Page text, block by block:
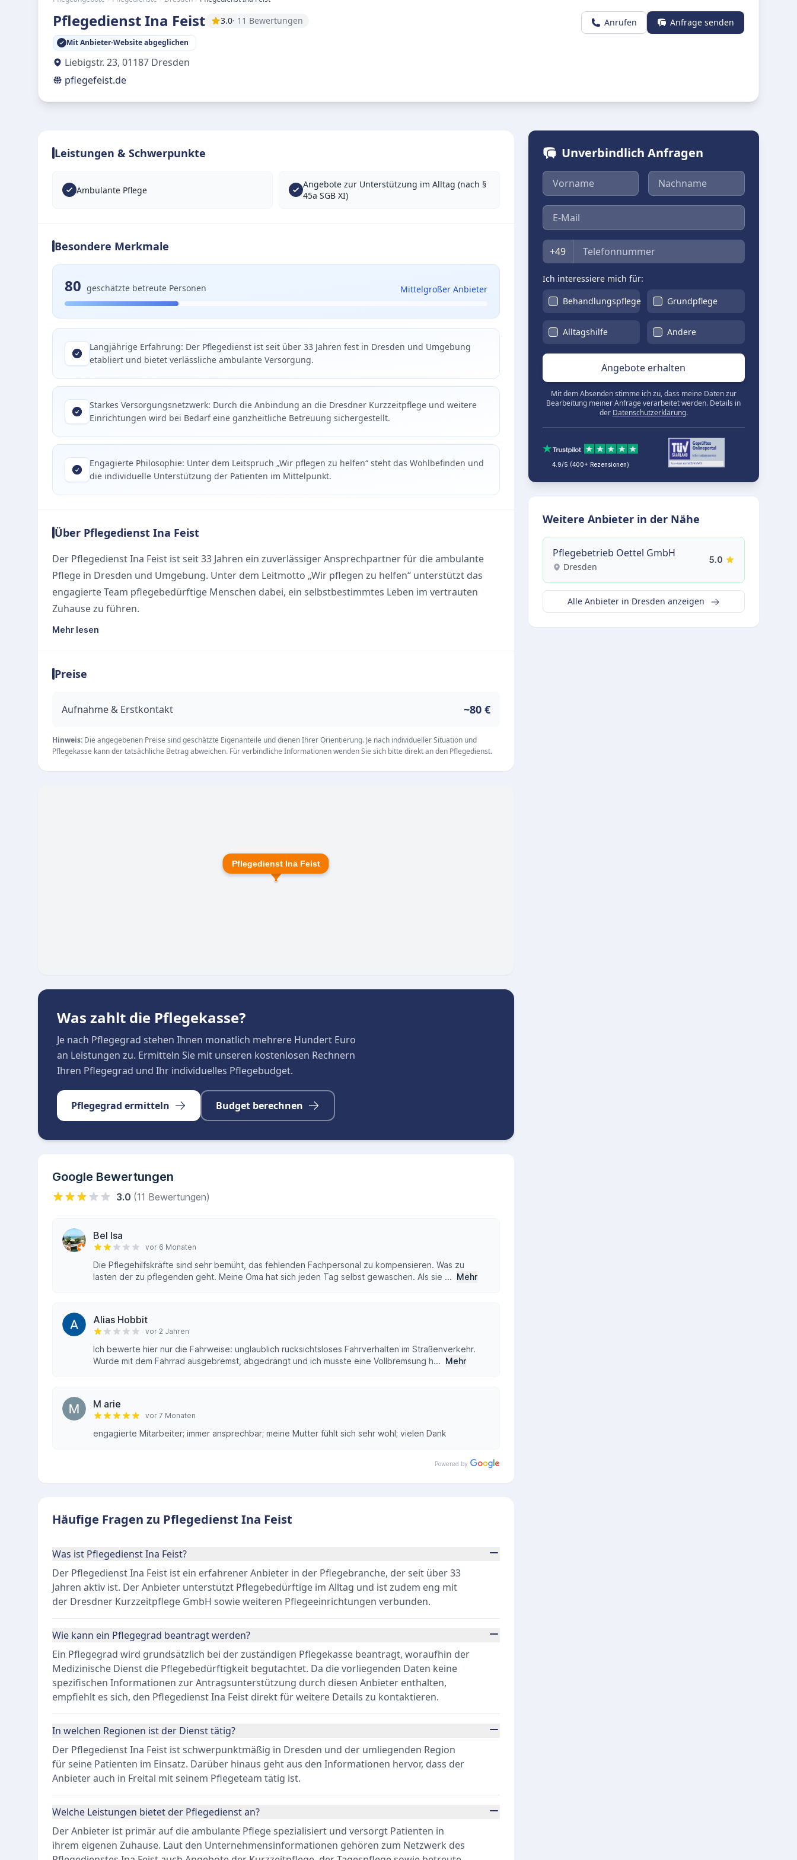
Pflegedienst Ina Feist 3.0· 11 Bewertungen
Mit Anbieter-Website abgeglichen
Liebigstr. 23, 01187 Dresden
pflegefeist.de
Anrufen Anfrage senden
Leistungen & Schwerpunkte
Ambulante Pflege
Angebote zur Unterstützung im Alltag (nach §
45a SGB XI)
Besondere Merkmale
80 geschätzte betreute Personen Mittelgroßer Anbieter
Langjährige Erfahrung: Der Pflegedienst ist seit über 33 Jahren fest in Dresden und Umgebung
etabliert und bietet verlässliche ambulante Versorgung.
Starkes Versorgungsnetzwerk: Durch die Anbindung an die Dresdner Kurzzeitpflege und weitere
Einrichtungen wird bei Bedarf eine ganzheitliche Betreuung sichergestellt.
Engagierte Philosophie: Unter dem Leitspruch „Wir pflegen zu helfen“ steht das Wohlbefinden und
die individuelle Unterstützung der Patienten im Mittelpunkt.
Über Pflegedienst Ina Feist
Der Pflegedienst Ina Feist ist seit 33 Jahren ein zuverlässiger Ansprechpartner für die ambulante
Pflege in Dresden und Umgebung. Unter dem Leitmotto „Wir pflegen zu helfen“ unterstützt das
engagierte Team pflegebedürftige Menschen dabei, ein selbstbestimmtes Leben im vertrauten
Zuhause zu führen.
Mit Sitz in der Dresdner Südvorstadt ist der ambulante Dienstleister von Montag bis Freitag
kann bei Bedarf ein umfassendes Versorgungsnetzwerk bereitgestellt werden.
Ambulante Pflege und Betreuung im eigenen Zuhause
Vernetzung mit Kurzzeit- und Tagespflegeangeboten der Unternehmensgruppe
Mehr lesen
Preise
Aufnahme & Erstkontakt ~80 €
Hinweis: Die angegebenen Preise sind geschätzte Eigenanteile und dienen Ihrer Orientierung. Je nach individueller Situation und
Pflegekasse kann der tatsächliche Betrag abweichen. Für verbindliche Informationen wenden Sie sich bitte direkt an den Pflegedienst.
Pflegedienst Ina Feist
Was zahlt die Pflegekasse?
Je nach Pflegegrad stehen Ihnen monatlich mehrere Hundert Euro
an Leistungen zu. Ermitteln Sie mit unseren kostenlosen Rechnern
Ihren Pflegegrad und Ihr individuelles Pflegebudget.
Pflegegrad ermitteln Budget berechnen
Google Bewertungen
3.0 (11 Bewertungen)
Bel Isa
vor 6 Monaten
Die Pflegehilfskräfte sind sehr bemüht, das fehlenden Fachpersonal zu kompensieren. Was zu
lasten der zu pflegenden geht. Meine Oma hat sich jeden Tag selbst gewaschen. Als sie ... Mehr
Alias Hobbit
vor 2 Jahren
Ich bewerte hier nur die Fahrweise: unglaublich rücksichtsloses Fahrverhalten im Straßenverkehr.
Wurde mit dem Fahrrad ausgebremst, abgedrängt und ich musste eine Vollbremsung h... Mehr
M arie
vor 7 Monaten
engagierte Mitarbeiter; immer ansprechbar; meine Mutter fühlt sich sehr wohl; vielen Dank
Powered by
Häufige Fragen zu Pflegedienst Ina Feist
Was ist Pflegedienst Ina Feist?
Der Pflegedienst Ina Feist ist ein erfahrener Anbieter in der Pflegebranche, der seit über 33
Jahren aktiv ist. Der Anbieter unterstützt Pflegebedürftige im Alltag und ist zudem eng mit
der Dresdner Kurzzeitpflege GmbH sowie weiteren Pflegeeinrichtungen verbunden.
Wie kann ein Pflegegrad beantragt werden?
Ein Pflegegrad wird grundsätzlich bei der zuständigen Pflegekasse beantragt, woraufhin der
Medizinische Dienst die Pflegebedürftigkeit begutachtet. Da die vorliegenden Daten keine
spezifischen Informationen zur Antragsunterstützung durch diesen Anbieter enthalten,
empfiehlt es sich, den Pflegedienst Ina Feist direkt für weitere Details zu kontaktieren.
In welchen Regionen ist der Dienst tätig?
Der Pflegedienst Ina Feist ist schwerpunktmäßig in Dresden und der umliegenden Region
für seine Patienten im Einsatz. Darüber hinaus geht aus den Informationen hervor, dass der
Anbieter auch in Freital mit seinem Pflegeteam tätig ist.
Welche Leistungen bietet der Pflegedienst an?
Der Anbieter ist primär auf die ambulante Pflege spezialisiert und versorgt Patienten in
ihrem eigenen Zuhause. Laut den Unternehmensinformationen gehören zum Netzwerk des
Unverbindlich Anfragen
Vorname Nachname
E-Mail
Telefon
+49
Ich interessiere mich für:
Behandlungspflege
Grundpflege
Alltagshilfe Andere
Angebote erhalten
Mit dem Absenden stimme ich zu, dass meine Daten zur
Bearbeitung meiner Anfrage verarbeitet werden. Details in
der Datenschutzerklärung.
4.9/5 (400+ Rezensionen)
Weitere Anbieter in der Nähe
Pflegebetrieb Oettel GmbH
Dresden
5.0
Alle Anbieter in Dresden anzeigen